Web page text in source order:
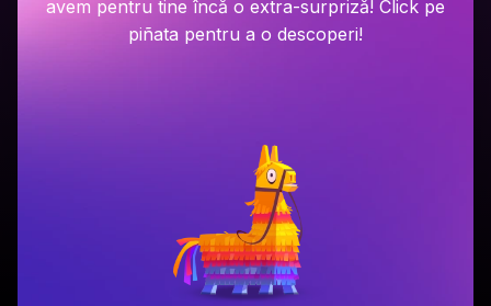
avem pentru tine încă o extra-surpriză! Click pe
piñata pentru a o descoperi!